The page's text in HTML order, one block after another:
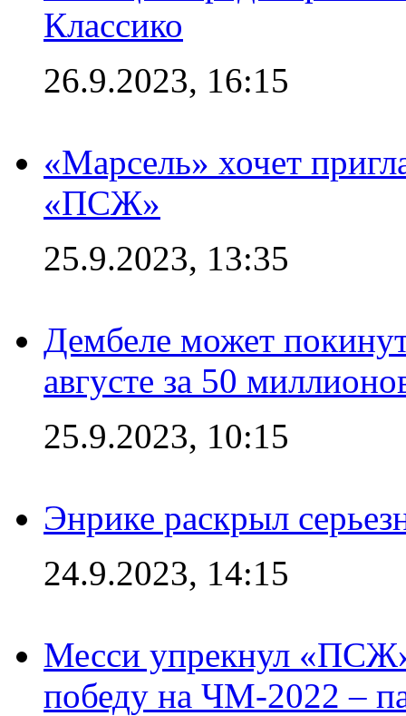
Классико
26.9.2023, 16:15
«Марсель» хочет
«ПСЖ»
25.9.2023, 13:35
Дембеле может
августе за 50
25.9.2023, 10:15
Энрике раскрыл
24.9.2023, 14:15
Месси упрекнул «ПСЖ»
победу на ЧМ-2022 –